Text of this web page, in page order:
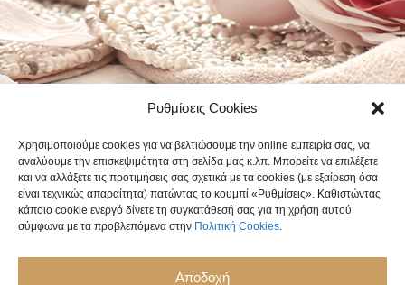
Ρυθμίσεις Cookies
Χρησιμοποιούμε cookies για να βελτιώσουμε την online εμπειρία σας, να
αναλύουμε την επισκεψιμότητα στη σελίδα μας κ.λπ. Μπορείτε να επιλέξετε
και να αλλάξετε τις προτιμήσεις σας σχετικά με τα cookies (με εξαίρεση όσα
είναι τεχνικώς απαραίτητα) πατώντας το κουμπί «Ρυθμίσεις». Καθιστώντας
κάποιο cookie ενεργό δίνετε τη συγκατάθεσή σας για τη χρήση αυτού
σύμφωνα με τα προβλεπόμενα στην Πολιτική Cookies.
Αποδοχή
Alternative: